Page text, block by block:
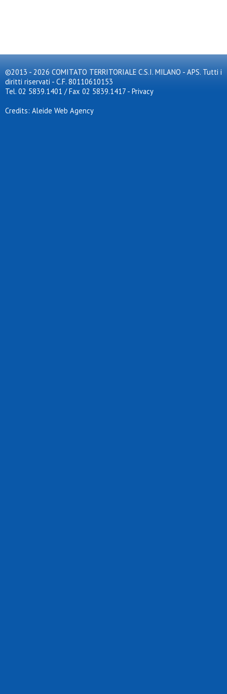
©2013 - 2026 COMITATO TERRITORIALE C.S.I. MILANO - APS. Tutti i
diritti riservati - C.F. 80110610153
Tel. 02 5839.1401 / Fax 02 5839.1417 - Privacy
Credits: Aleide Web Agency